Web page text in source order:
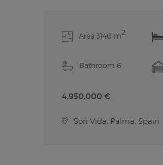
Area 3140 m2
Bathroom 6
4,950,000 €
Son Vida, Palma, Spain